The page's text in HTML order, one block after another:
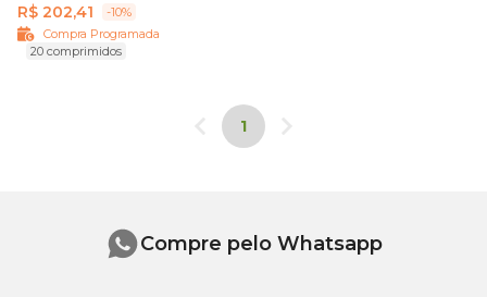
R$ 202,41
-10%
Compra Programada
20 comprimidos
1
Compre pelo Whatsapp